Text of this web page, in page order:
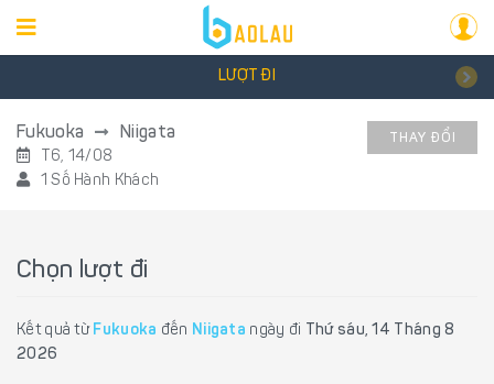
LƯỢT ĐI
Fukuoka Niigata
T6, 14/08
1 Số Hành Khách
THAY ĐỔI
Chọn lượt đi
Kết quả từ Fukuoka đến Niigata ngày đi Thứ sáu, 14 Tháng 8
2026